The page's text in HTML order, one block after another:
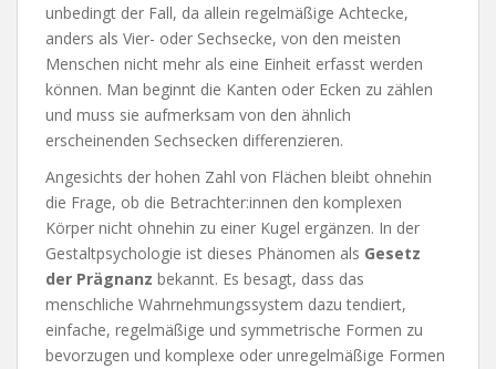
unbedingt der Fall, da allein regelmäßige Achtecke,
anders als Vier- oder Sechsecke, von den meisten
Menschen nicht mehr als eine Einheit erfasst werden
können. Man beginnt die Kanten oder Ecken zu zählen
und muss sie aufmerksam von den ähnlich
erscheinenden Sechsecken differenzieren.
Angesichts der hohen Zahl von Flächen bleibt ohnehin
die Frage, ob die Betrachter:innen den komplexen
Körper nicht ohnehin zu einer Kugel ergänzen. In der
Gestaltpsychologie ist dieses Phänomen als Gesetz
der Prägnanz bekannt. Es besagt, dass das
menschliche Wahrnehmungssystem dazu tendiert,
einfache, regelmäßige und symmetrische Formen zu
bevorzugen und komplexe oder unregelmäßige Formen